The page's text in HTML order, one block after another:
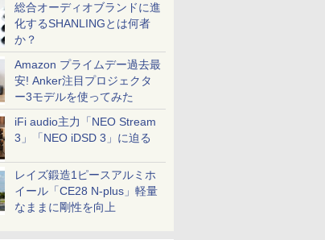
総合オーディオブランドに進
化するSHANLINGとは何者
か？
Amazon プライムデー過去最
安! Anker注目プロジェクタ
ー3モデルを使ってみた
iFi audio主力「NEO Stream
3」「NEO iDSD 3」に迫る
レイズ鍛造1ピースアルミホ
イール「CE28 N-plus」軽量
なままに剛性を向上